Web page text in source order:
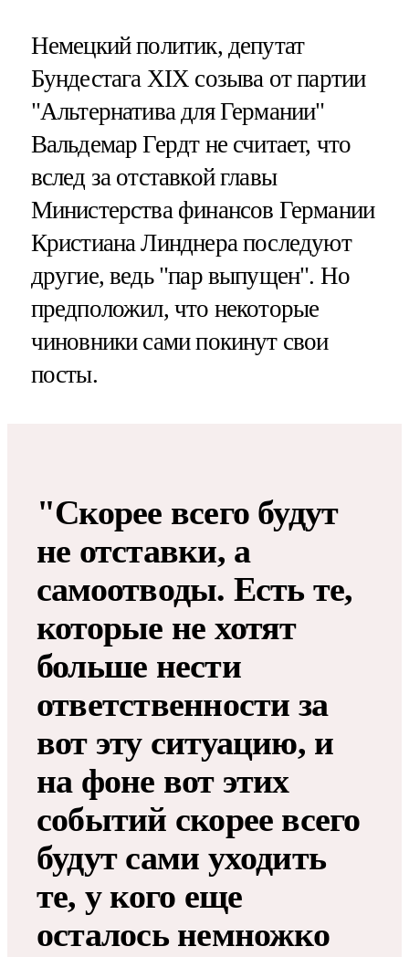
Немецкий политик, депутат
Бундестага XIX созыва от партии
"Альтернатива для Германии"
Вальдемар Гердт не считает, что
вслед за отставкой главы
Министерства финансов Германии
Кристиана Линднера последуют
другие, ведь "пар выпущен". Но
предположил, что некоторые
чиновники сами покинут свои
посты.
"Скорее всего будут
не отставки, а
самоотводы. Есть те,
которые не хотят
больше нести
ответственности за
вот эту ситуацию, и
на фоне вот этих
событий скорее всего
будут сами уходить
те, у кого еще
осталось немножко